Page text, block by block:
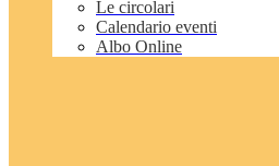
Le circolari
Calendario eventi
Albo Online